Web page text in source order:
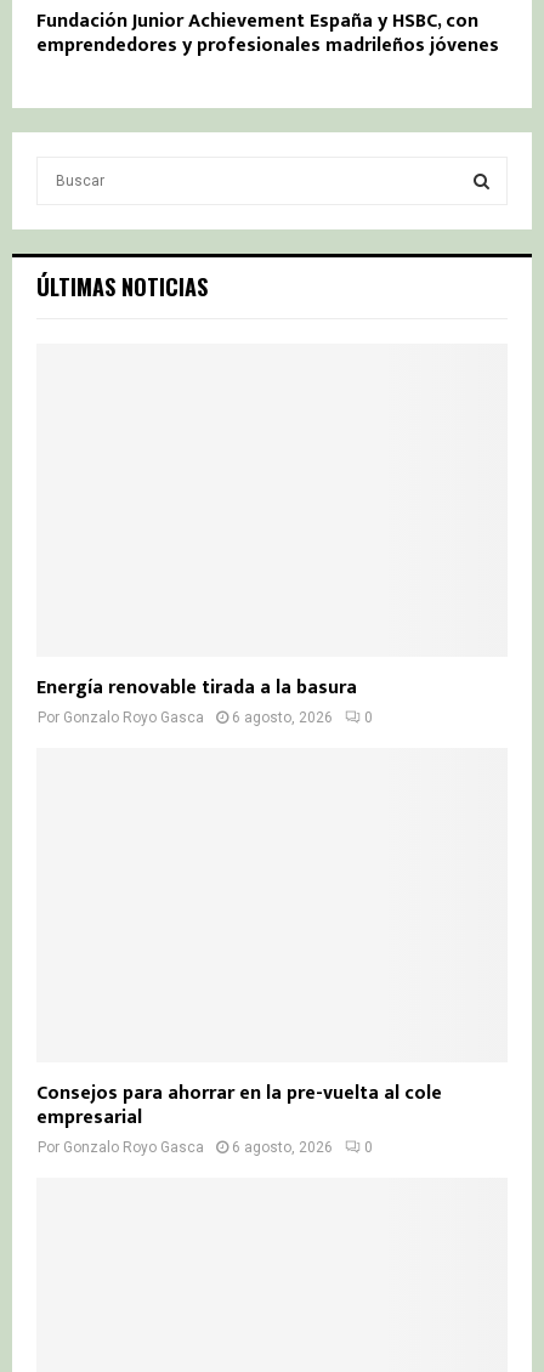
Fundación Junior Achievement España y HSBC, con
emprendedores y profesionales madrileños jóvenes
c
h
S
ÚLTIMAS NOTICIAS
Energía renovable tirada a la basura
Por Gonzalo Royo Gasca 6 agosto, 2026 0
Consejos para ahorrar en la pre-vuelta al cole
empresarial
Por Gonzalo Royo Gasca 6 agosto, 2026 0